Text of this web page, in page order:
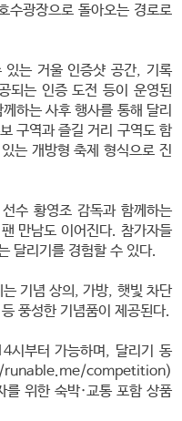
수광장으로 돌아오는 경로로
는 거울 인증샷 공간, 기록
되는 인증 도전 등이 운영된
하는 사후 행사를 통해 달리
구역과 즐길 거리 구역도 함
는 개방형 축제 형식으로 진
수 황영조 감독과 함께하는
만남도 이어진다. 참가자들
달리기를 경험할 수 있다.
기념 상의, 가방, 햇빛 차단
풍성한 기념품이 제공된다.
부터 가능하며, 달리기 동
runable.me/competition)
위한 숙박·교통 포함 상품